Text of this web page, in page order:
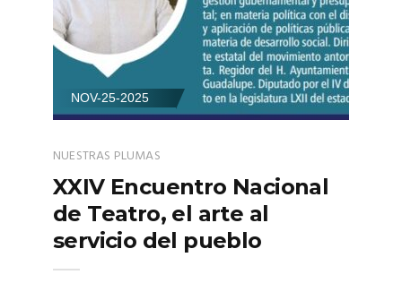
NOV-25-2025
NUESTRAS PLUMAS
XXIV Encuentro Nacional
de Teatro, el arte al
servicio del pueblo